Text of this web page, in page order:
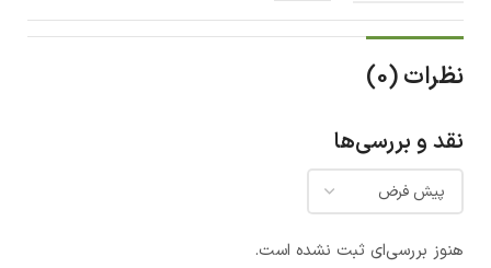
نظرات (0)
نقد و بررسی‌ها
هنوز بررسی‌ای ثبت نشده است.